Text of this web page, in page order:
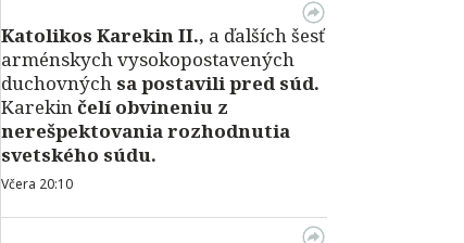
Katolikos Karekin II., a ďalších šesť
arménskych vysokopostavených
duchovných sa postavili pred súd.
Karekinčelí obvineniu z
nerešpektovania rozhodnutia
svetského súdu.
Včera 20:10